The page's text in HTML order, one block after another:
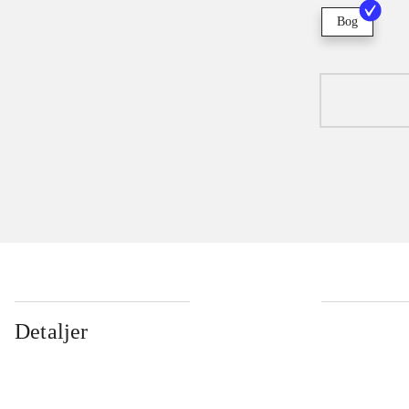
Bog
Detaljer